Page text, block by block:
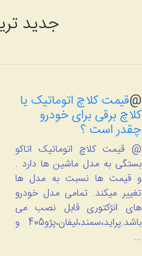
جدید
@قیمت کلاچ اتوماتیک یا
کلاچ برقی برای خودرو
چقدر است ؟
@ قیمت کلاچ اتوماتیک اتاکو
بستگی به مدل ماشین ها دارد .
و قیمت ها نسبت به مدل ها
تغییر میکند. تمامی مدل خودرو
های انژکتوری قابل نصب می
باشد.پراید،سمند،لیفان،پژو405 و
...